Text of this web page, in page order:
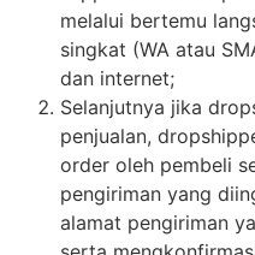
melalui bertemu
singkat (WA atau
dan internet;
Selanjutnya jika
penjualan,
order oleh pembeli
pengiriman yang
alamat pengiriman